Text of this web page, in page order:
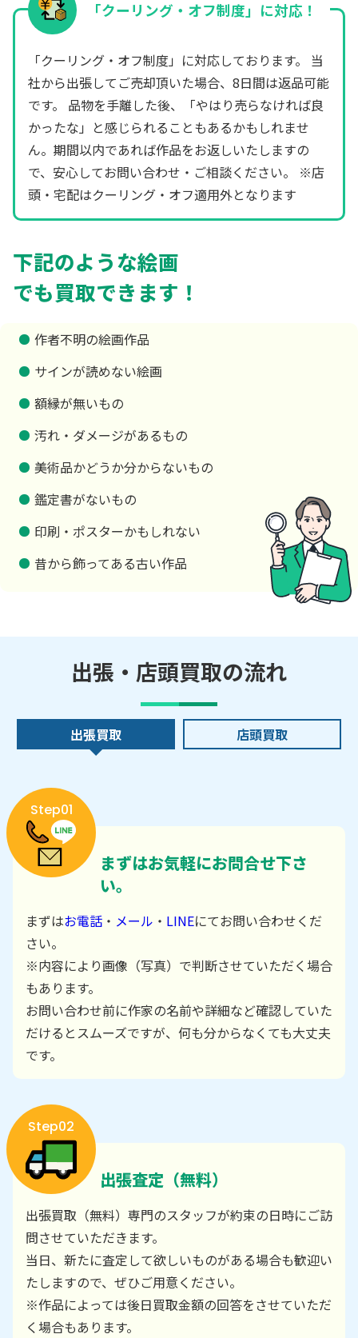
「クーリング・オフ制度」に対応！
「クーリング・オフ制度」に対応しております。 当
社から出張してご売却頂いた場合、8日間は返品可能
です。 品物を手離した後、「やはり売らなければ良
かったな」と感じられることもあるかもしれませ
ん。期間以内であれば作品をお返しいたしますの
で、安心してお問い合わせ・ご相談ください。 ※店
頭・宅配はクーリング・オフ適用外となります
下記のような絵画
でも買取できます！
作者不明の絵画作品
サインが読めない絵画
額縁が無いもの
汚れ・ダメージがあるもの
美術品かどうか分からないもの
鑑定書がないもの
印刷・ポスターかもしれない
昔から飾ってある古い作品
出張・店頭買取の流れ
出張買取 店頭買取
Step01
まずはお気軽にお問合せ下さ
い。
まずはお電話 ・ メール ・ LINEにてお問い合わせくだ
さい。
※内容により画像（写真）で判断させていただく場合
もあります。
お問い合わせ前に作家の名前や詳細など確認していた
だけるとスムーズですが、何も分からなくても大丈夫
です。
Step02
出張査定（無料）
出張買取（無料）専門のスタッフが約束の日時にご訪
問させていただきます。
当日、新たに査定して欲しいものがある場合も歓迎い
たしますので、ぜひご用意ください。
※作品によっては後日買取金額の回答をさせていただ
く場合もあります。